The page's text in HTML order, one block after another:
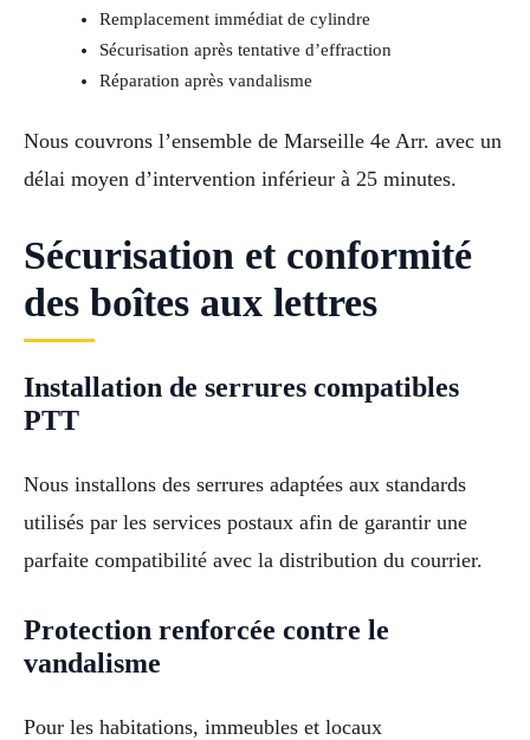
Remplacement immédiat de cylindre
Sécurisation après tentative d’effraction
Réparation après vandalisme
Nous couvrons l’ensemble de Marseille 4e Arr. avec un
délai moyen d’intervention inférieur à 25 minutes.
Sécurisation et conformité
des boîtes aux lettres
Installation de serrures compatibles
PTT
Nous installons des serrures adaptées aux standards
utilisés par les services postaux afin de garantir une
parfaite compatibilité avec la distribution du courrier.
Protection renforcée contre le
vandalisme
Pour les habitations, immeubles et locaux